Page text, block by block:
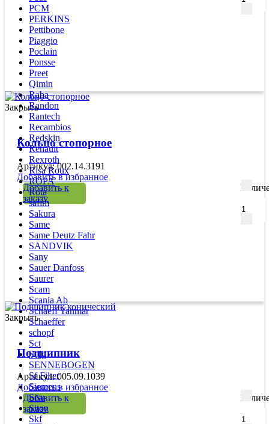
PCM
PERKINS
Pettibone
Piaggio
Poclain
Ponsse
Preet
Qimin
Raba
Randon
Rantech
Recambios
Redskin
Renault
Rexroth
Risa Roux
ROPA
Rota
safim
Sakura
Same
Same Deutz Fahr
SANDVIK
Sany
Sauer Danfoss
Saurer
Scam
Scania Ab
Schaeff Yanmar
Schaeffer
schopf
Sct
Sdlg
SENNEBOGEN
Sf Filter
Siemens
Sisu
Siton
Skf
Закрыть
Кольцо стопорное
Артикул: 002.14.3191
Добавить в избранное
Добавить к
заказу
Закрыть
Подшипник
Артикул: 005.09.1039
Добавить в избранное
Добавить к
заказу